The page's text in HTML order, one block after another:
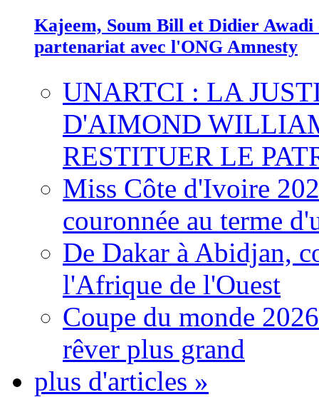
Kajeem, Soum Bill et Didier
partenariat avec l'ONG Amnesty
UNARTCI : LA
D'AIMOND
RESTITUER LE
Miss Côte d'Ivoire
couronnée au terme
De Dakar à Abidjan,
l'Afrique de l'Ouest
Coupe du monde
rêver plus grand
plus d'articles »